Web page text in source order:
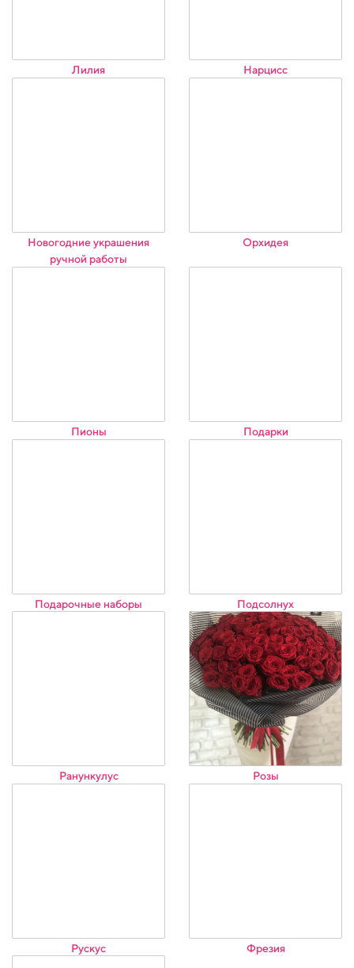
Лилия Нарцисс
Новогодние украшения
ручной работы
Орхидея
Пионы Подарки
Подарочные наборы Подсолнух
Ранункулус Розы
Рускус Фрезия